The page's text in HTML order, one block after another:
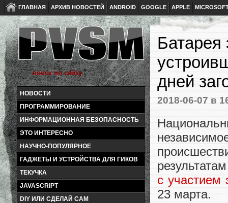
ГЛАВНАЯ АРХИВ НОВОСТЕЙ ANDROID GOOGLE APPLE
НОВОСТИ
ПРОГРАММИРОВАНИЕ
ИНФОРМАЦИОННАЯ БЕЗОПАСНОСТЬ
ЭТО ИНТЕРЕСНО
НАУЧНО-ПОПУЛЯРНОЕ
ГАДЖЕТЫ И УСТРОЙСТВА ДЛЯ ГИКОВ
ТЕКУЧКА
JAVASCRIPT
DIY ИЛИ СДЕЛАЙ САМ
Батарея
дней
2018-06-07 в
с участием
23 марта.